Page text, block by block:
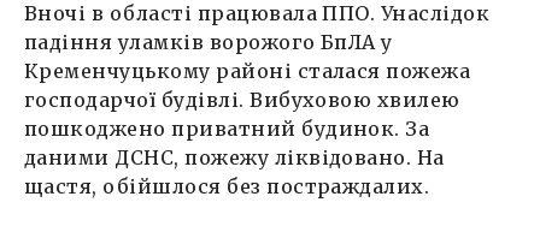
Вночі в області працювала ППО. Унаслідок
падіння уламків ворожого БпЛА у
Кременчуцькому районі сталася пожежа
господарчої будівлі. Вибуховою хвилею
пошкоджено приватний будинок. За
даними ДСНС, пожежу ліквідовано. На
щастя, обійшлося без постраждалих.